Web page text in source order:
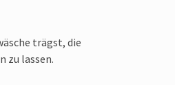
trägst, die
zu lassen.